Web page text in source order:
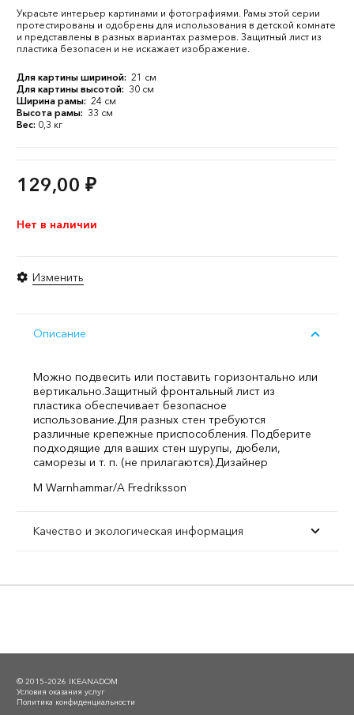
Украсьте интерьер картинами и фотографиями. Рамы этой серии
протестированы и одобрены для использования в детской комнате
и представлены в разных вариантах размеров. Защитный лист из
пластика безопасен и не искажает изображение.
Для картины шириной: 21 см
Для картины высотой: 30 см
Ширина рамы: 24 см
Высота рамы: 33 см
Вес: 0,3 кг
129,00 ₽
Нет в наличии
Изменить
Описание
Можно подвесить или поставить горизонтально или
вертикально.Защитный фронтальный лист из
пластика обеспечивает безопасное
использование.Для разных стен требуются
различные крепежные приспособления. Подберите
подходящие для ваших стен шурупы, дюбели,
саморезы и т. п. (не прилагаются).Дизайнер
M Warnhammar/A Fredriksson
Качество и экологическая информация
© 2015–2026 IKEANADOM
Условия оказания услуг
Политика конфиденциальности